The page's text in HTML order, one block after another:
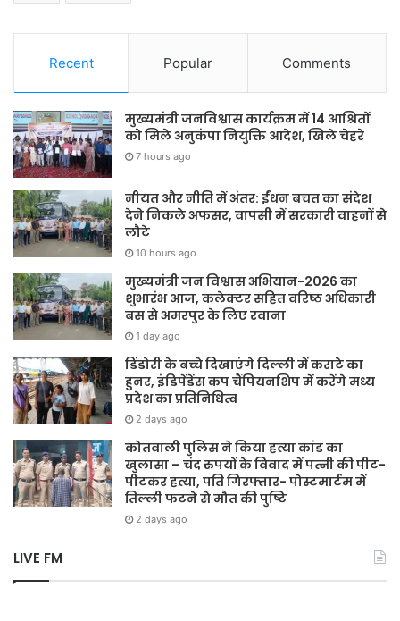
Recent Popular Comments
मुख्यमंत्री जनविश्वास कार्यक्रम में 14 आश्रितों
को मिले अनुकंपा नियुक्ति आदेश, खिले चेहरे
7 hours ago
नीयत और नीति में अंतर: ईंधन बचत का संदेश
देने निकले अफसर, वापसी में सरकारी वाहनों से
लौटे
10 hours ago
मुख्यमंत्री जन विश्वास अभियान-2026 का
शुभारंभ आज, कलेक्टर सहित वरिष्ठ अधिकारी
बस से अमरपुर के लिए रवाना
1 day ago
डिंडोरी के बच्चे दिखाएंगे दिल्ली में कराटे का
हुनर, इंडिपेंडेंस कप चैंपियनशिप में करेंगे मध्य
प्रदेश का प्रतिनिधित्व
2 days ago
कोतवाली पुलिस ने किया हत्या कांड का
खुलासा – चंद रुपयों के विवाद में पत्नी की पीट-
पीटकर हत्या, पति गिरफ्तार- पोस्टमार्टम में
तिल्ली फटने से मौत की पुष्टि
2 days ago
LIVE FM